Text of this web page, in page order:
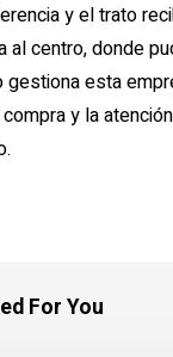
y el trato
al centro, donde
gestiona esta
y la
For You